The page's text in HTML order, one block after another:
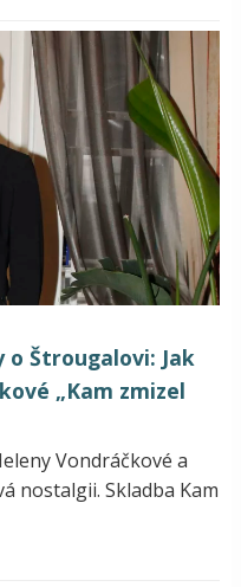
Štrougalovi: Jak
„Kam zmizel
Vondráčkové a
nostalgii. Skladba Kam